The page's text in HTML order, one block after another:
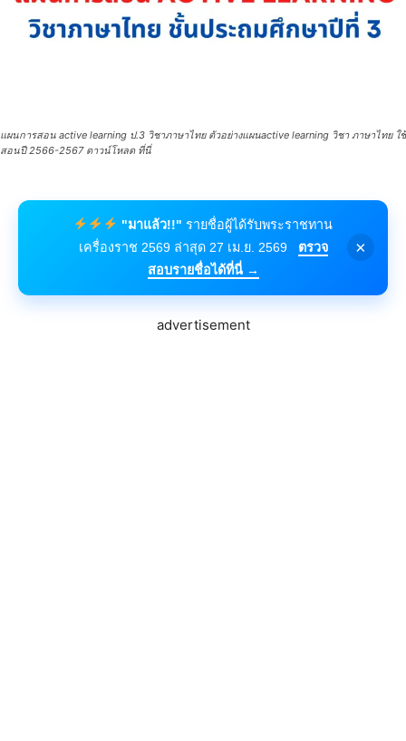
แผนการสอน active learning ป.3 วิชาภาษาไทย ตัวอย่างแผนactive learning วิชา ภาษาไทย ใช้
สอนปี 2566-2567 ดาวน์โหลด ที่นี่
"มาแล้ว!!" รายชื่อผู้ได้รับพระราชทาน
เครื่องราช 2569 ล่าสุด 27 เม.ย. 2569
ตรวจ
สอบรายชื่อได้ที่นี่ →
×
advertisement